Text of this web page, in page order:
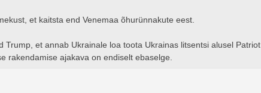
et kaitsta end Venemaa õhurünnakute eest.
Trump, et annab Ukrainale loa toota Ukrainas litsentsi alusel Patriot
rakendamise ajakava on endiselt ebaselge.